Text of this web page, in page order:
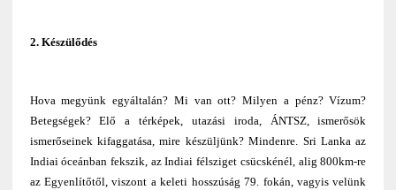
2. Készülődés
Hova megyünk egyáltalán? Mi van ott? Milyen a pénz? Vízum?
Betegségek? Elő a térképek, utazási iroda, ÁNTSZ, ismerősök
ismerőseinek kifaggatása, mire készüljünk? Mindenre. Sri Lanka az
Indiai óceánban fekszik, az Indiai félsziget csücskénél, alig 800km-re
az Egyenlítőtől, viszont a keleti hosszúság 79. fokán, vagyis velünk